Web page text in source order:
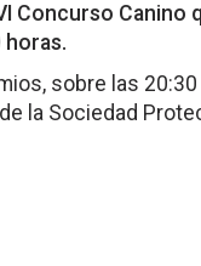
Concurso
horas.
sobre las
la Sociedad